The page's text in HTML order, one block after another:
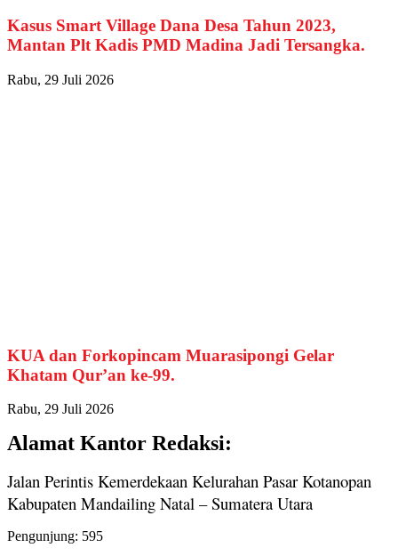
Kasus Smart Village Dana Desa Tahun 2023,
Mantan Plt Kadis PMD Madina Jadi Tersangka.
Rabu, 29 Juli 2026
KUA dan Forkopincam Muarasipongi Gelar
Khatam Qur’an ke-99.
Rabu, 29 Juli 2026
Alamat Kantor Redaksi:
Jalan Perintis Kemerdekaan Kelurahan Pasar Kotanopan
Kabupaten Mandailing Natal – Sumatera Utara
Pengunjung: 595